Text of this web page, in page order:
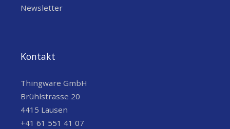
Newsletter
Kontakt
Thingware GmbH
Brühlstrasse 20
4415 Lausen
+41 61 551 41 07